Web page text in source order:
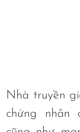
Nhà truyền
chứng nhân